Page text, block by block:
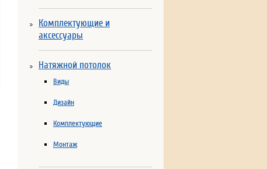
Комплектующие и
аксессуары
Натяжной потолок
Виды
Дизайн
Комплектующие
Монтаж